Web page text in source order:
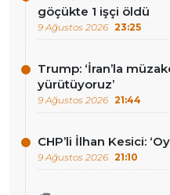
göçükte 1 işçi öldü
9 Ağustos 2026 23:25
Trump: ‘İran’la
yürütüyoruz’
9 Ağustos 2026 21:44
CHP’li İlhan Kesici:
9 Ağustos 2026 21:10